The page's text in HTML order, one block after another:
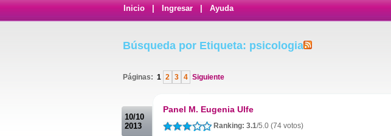
Inicio Ingresar Ayuda
Búsqueda por Etiqueta: psicologia
Páginas: 1 2 3 4 Siguiente
10/10
2013
Panel M. Eugenia Ulfe
Ranking: 3.1/5.0 (74 votos)